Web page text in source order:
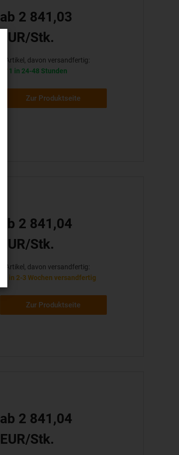
ab 2 841,03
EUR/Stk.
1 Artikel, davon versandfertig:
1 in 24-48 Stunden
Zur Produktseite
ab 2 841,04
EUR/Stk.
1 Artikel, davon versandfertig:
in 2-3 Wochen versandfertig
Zur Produktseite
ab 2 841,04
EUR/Stk.